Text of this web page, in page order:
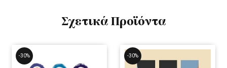
Σχετικά Προϊόντα
-30% -30%